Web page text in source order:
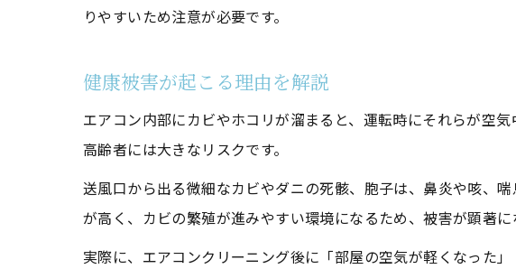
無駄な
エアコ
パキパ
ゴキブ
りやすいため注意が必要です。
健康被害が起こる理由を解説
エアコン内部にカビやホコリが溜まると、運転時にそれらが空
高齢者には大きなリスクです。
送風口から出る微細なカビやダニの死骸、胞子は、鼻炎や咳、
が高く、カビの繁殖が進みやすい環境になるため、被害が顕著に
実際に、エアコンクリーニング後に「部屋の空気が軽くなった